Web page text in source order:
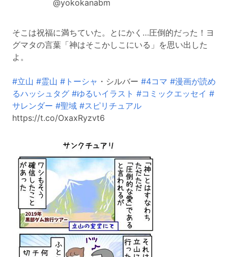
@yokokanabm
そこは祝福に満ちていた。とにかく…圧倒的だった！ヨ
グマタの言葉「神はそこかしこにいる」を思い出した
よ。
#立山 #霊山 #トーシャ ・シルバー #4コマ #漫画が読め
るハッシュタグ #ゆるいイラスト #コミックエッセイ #
サレンダー #聖域 #スピリチュアル
https://t.co/OxaxRyzvt6